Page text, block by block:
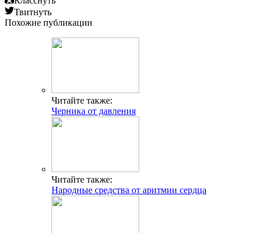
Твитнуть
Похожие публикации
Читайте также:
Черника от давления
Читайте также:
Народные средства от аритмии сердца